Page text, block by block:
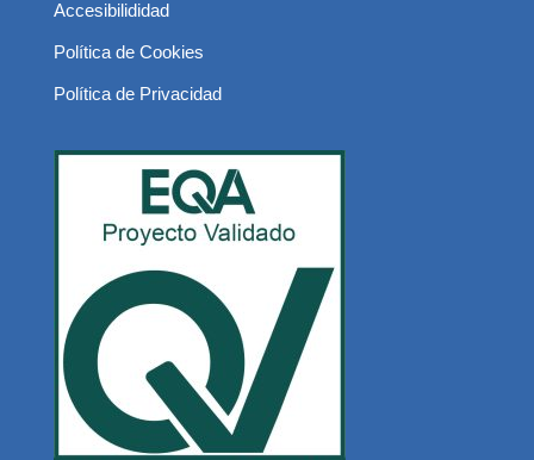
Accesibilididad
Política de Cookies
Política de Privacidad